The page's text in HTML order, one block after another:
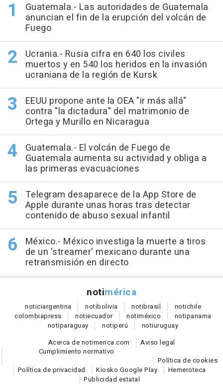
Guatemala.- Las autoridades de Guatemala
anuncian el fin de la erupción del volcán de
Fuego
Ucrania.- Rusia cifra en 640 los civiles
muertos y en 540 los heridos en la invasión
ucraniana de la región de Kursk
EEUU propone ante la OEA "ir más allá"
contra "la dictadura" del matrimonio de
Ortega y Murillo en Nicaragua
Guatemala.- El volcán de Fuego de
Guatemala aumenta su actividad y obliga a
las primeras evacuaciones
Telegram desaparece de la App Store de
Apple durante unas horas tras detectar
contenido de abuso sexual infantil
México.- México investiga la muerte a tiros
de un 'streamer' mexicano durante una
retransmisión en directo
notimérica
noticiargentina notibolivia notibrasil notichile
colombiapress notiecuador notiméxico notipanama
notiparaguay notiperú notiuruguay
Acerca de notimerica.com
Aviso legal
Cumplimiento normativo
Política de cookies
Política de privacidad
Kiosko Google Play
Hemeroteca
Publicidad estatal